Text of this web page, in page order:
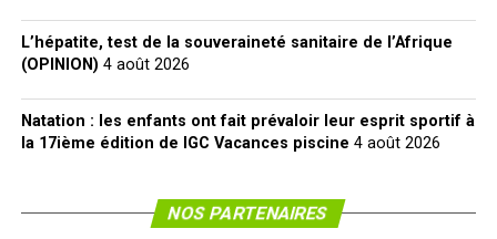
L’hépatite, test de la souveraineté sanitaire de l’Afrique
(OPINION) 4 août 2026
Natation : les enfants ont fait prévaloir leur esprit sportif à
la 17ième édition de IGC Vacances piscine 4 août 2026
NOS PARTENAIRES